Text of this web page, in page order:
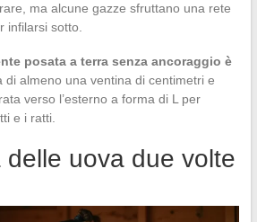
ma alcune gazze sfruttano una rete
infilarsi sotto.
posata a terra senza ancoraggio è
di almeno una ventina di centimetri e
verso l’esterno a forma di L per
e i ratti.
delle uova due volte